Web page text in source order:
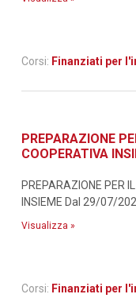
Corsi: Finanziati per
PREPARAZIONE
COOPERATIVA
PREPARAZIONE PER
INSIEME Dal 29/07/
Visualizza »
Corsi: Finanziati per